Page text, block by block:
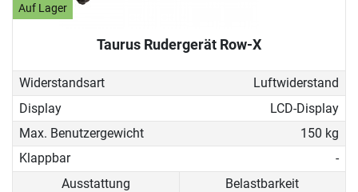
Auf Lager
Taurus Rudergerät Row-X
Widerstandsart
Luftwiderstand
Display
LCD-Display
Max. Benutzergewicht
150 kg
Klappbar
-
Ausstattung
Belastbarkeit